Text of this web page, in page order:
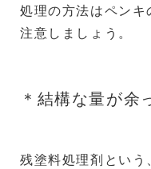
処理の方法はペンキ
注意しましょう。
＊結構な量が余
残塗料処理剤とい